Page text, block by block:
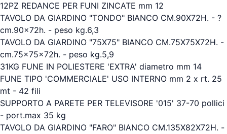
12PZ REDANCE PER FUNI ZINCATE mm 12
TAVOLO DA GIARDINO "TONDO" BIANCO CM.90X72H. - ?
cm.90x72h. - peso kg.6,3
TAVOLO DA GIARDINO "75X75" BIANCO CM.75X75X72H. -
cm.75x75x72h. - peso kg.5,9
31KG FUNE IN POLIESTERE 'EXTRA' diametro mm 14
FUNE TIPO 'COMMERCIALE' USO INTERNO mm 2 x rt. 25
mt - 42 fili
SUPPORTO A PARETE PER TELEVISORE '015' 37-70 pollici
- port.max 35 kg
TAVOLO DA GIARDINO "FARO" BIANCO CM.135X82X72H. -